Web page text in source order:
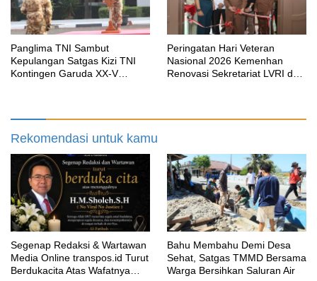
Panglima TNI Sambut
Kepulangan Satgas Kizi TNI
Kontingen Garuda XX-V
Peringatan Hari Veteran
Nasional 2026 Kemenhan
Renovasi Sekretariat LVRI dan
Rekomendasi untuk kamu
Segenap Redaksi & Wartawan
Media Online transpos.id Turut
Berdukacita Atas Wafatnya
Bahu Membahu Demi Desa
Sehat, Satgas TMMD Bersama
Warga Bersihkan Saluran Air